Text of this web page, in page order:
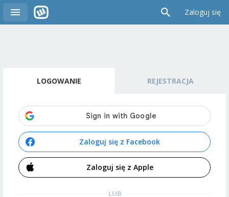
Zaloguj się
LOGOWANIE REJESTRACJA
Zaloguj się z Facebook
Zaloguj się z Apple
LUB